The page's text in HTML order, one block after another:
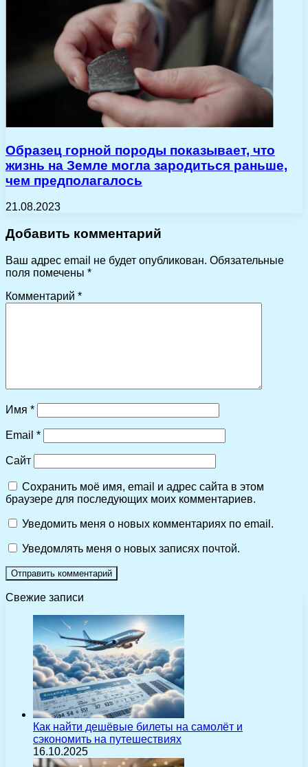
Образец горной породы показывает, что
жизнь на Земле могла зародиться раньше,
чем предполагалось
21.08.2023
Добавить комментарий
Ваш адрес email не будет опубликован. Обязательные
поля помечены *
Комментарий *
Имя *
Email *
Сайт
Сохранить моё имя, email и адрес сайта в этом
браузере для последующих моих комментариев.
Уведомить меня о новых комментариях по email.
Уведомлять меня о новых записях почтой.
Свежие записи
Как найти дешёвые билеты на самолёт и
сэкономить на путешествиях
16.10.2025